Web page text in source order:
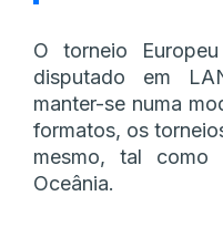
O torneio
disputado em
manter-se numa
formatos, os
mesmo, tal
Oceânia.